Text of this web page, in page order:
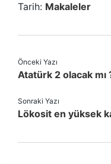
Tarih: Makaleler
Önceki Yazı
Atatürk 2 olacak mı
Sonraki Yazı
Lökosit en yüksek